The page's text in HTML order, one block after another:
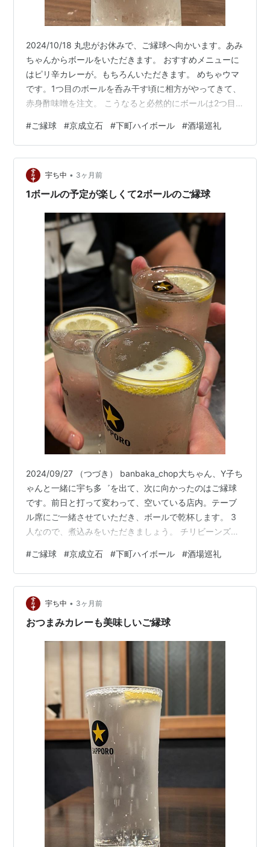
2024/10/18 丸忠がお休みで、ご縁球へ向かいます。あみ
ちゃんからボールをいただきます。 おすすめメニューに
はピリ辛カレーが。もちろんいただきます。 めちゃウマ
です。1つ目のボールを呑み干す頃に相方がやってきて、
赤身酢味噌を注文。 こうなると必然的にボールは2つ目
ます。 すると、当然ボールが進み3ボール目に突入して
しまいます。 ペロンペロンに酔っぱらって、ごちそうさ
ま。てくてく歩いて帰宅して、そのままバタンキュー。
翌朝は寝坊してしまったのでした。 （おわり）
#ご縁球 #京成立石 #下町ハイボール #酒場巡礼
宇ち中 • 3ヶ月前
1ボールの予定が楽しくて2ボールのご縁球
2024/09/27 （つづき） banbaka_chop大ちゃん、Y子ち
ゃんと一緒に宇ち多゛を出て、次に向かったのはご縁球
です。前日と打って変わって、空いている店内。テーブ
ル席にご一緒させていただき、ボールで乾杯します。 3
人なので、煮込みをいただきましょう。 チリビーンズも
ってきてボールをおかわりします。 人間ドックが近いの
で1ボールにしておこうと思っていたのですが、楽しくて
2ボールに。美味しくいただき、ごちそうさま。ご縁球を
出て、ヨークフーズでぶどう割り風ハイボールの売り場
を冷かしてから京成立石駅でおふたりと別れて、まっす
#ご縁球 #京成立石 #下町ハイボール #酒場巡礼
宇ち中 • 3ヶ月前
おつまみカレーも美味しいご縁球